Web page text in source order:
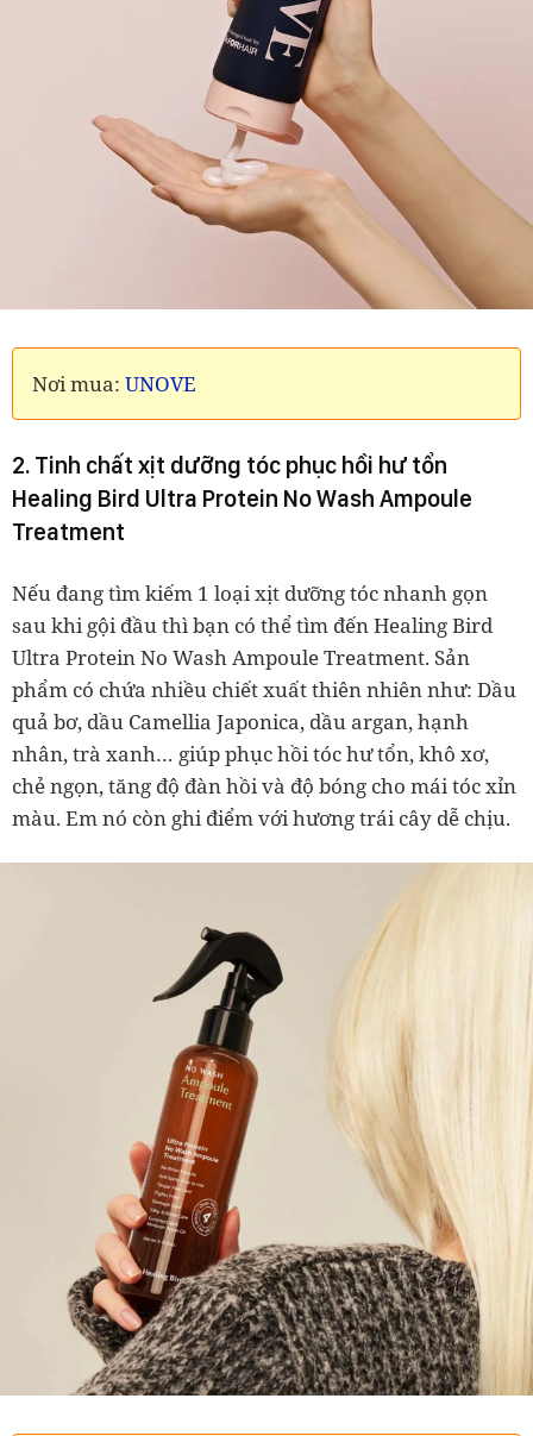
Nơi mua: UNOVE
2. Tinh chất xịt dưỡng tóc phục hồi hư tổn
Healing Bird Ultra Protein No Wash Ampoule
Treatment
Nếu đang tìm kiếm 1 loại xịt dưỡng tóc nhanh gọn
sau khi gội đầu thì bạn có thể tìm đến Healing Bird
Ultra Protein No Wash Ampoule Treatment. Sản
phẩm có chứa nhiều chiết xuất thiên nhiên như: Dầu
quả bơ, dầu Camellia Japonica, dầu argan, hạnh
nhân, trà xanh… giúp phục hồi tóc hư tổn, khô xơ,
chẻ ngọn, tăng độ đàn hồi và độ bóng cho mái tóc xỉn
màu. Em nó còn ghi điểm với hương trái cây dễ chịu.